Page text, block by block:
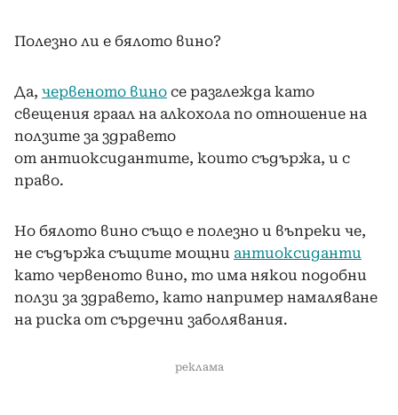
Полезно ли е бялото вино?
Да, червеното вино се разглежда като
свещения граал на алкохола по отношение на
ползите за здравето
от антиоксидантите, които съдържа, и с
право.
Но бялото вино също е полезно и въпреки че,
не съдържа същите мощни антиоксиданти
като червеното вино, то има някои подобни
ползи за здравето, като например намаляване
на риска от сърдечни заболявания.
реклама